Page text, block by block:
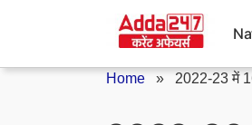
Home » 2022-23 में